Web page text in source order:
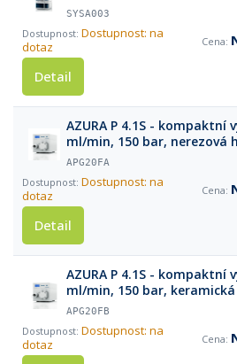
SYSA003
Dostupnost: na
dotaz
Detail
AZURA P 4.1S -
ml/min, 150 bar, nerezová
senzorem
APG20FA
Dostupnost: na
dotaz
Detail
AZURA P 4.1S -
ml/min, 150 bar,
senzorem
APG20FB
Dostupnost: na
dotaz